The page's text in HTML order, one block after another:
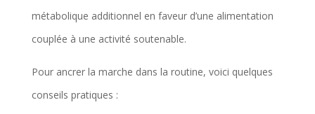
e
u
métabolique additionnel en faveur d’une alimentation
couplée à une activité soutenable.
Pour ancrer la marche dans la routine, voici quelques
conseils pratiques :